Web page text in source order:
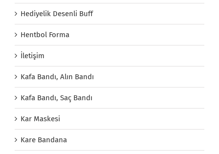
Hediyelik Desenli Buff
Hentbol Forma
İletişim
Kafa Bandı, Alın Bandı
Kafa Bandı, Saç Bandı
Kar Maskesi
Kare Bandana